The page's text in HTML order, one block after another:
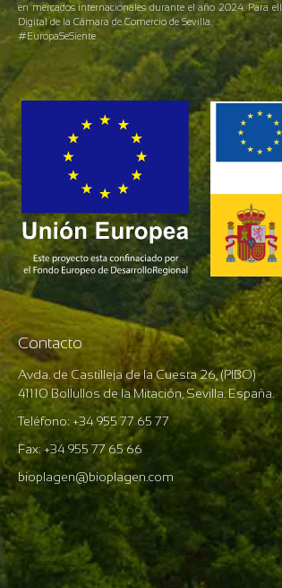
en mercados internacionales durante el año 2024. Para
Digital de la Cámara de Comercio de Sevilla.
#EuropaSeSiente
Contacto
Avda. de Castilleja de la Cuesta 26, (PIBO)
41110 Bollullos de la Mitación, Sevilla. España.
Teléfono: +34 955 77 65 77
Fax: +34 955 77 65 66
bioplagen@bioplagen.com